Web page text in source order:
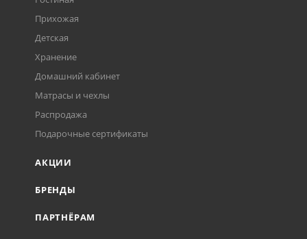
Прихожая
Детская
Хранение
Домашний кабинет
Матрасы и чехлы
Распродажа
Подарочные сертификаты
АКЦИИ
БРЕНДЫ
ПАРТНЁРАМ